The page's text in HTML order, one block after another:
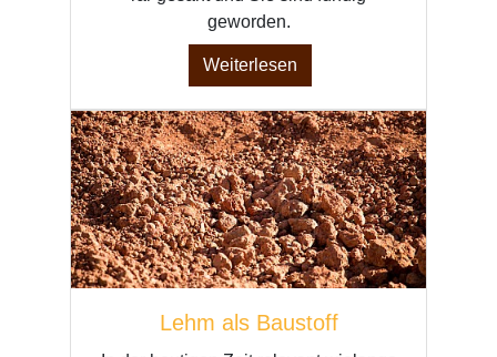
geworden.
Weiterlesen
Lehm als Baustoff